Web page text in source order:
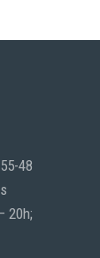
48
20h;